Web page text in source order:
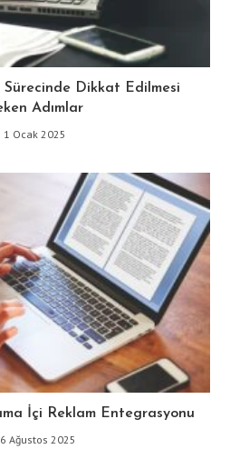
Sürecinde Dikkat Edilmesi
Adımlar
1 Ocak 2025
İçi Reklam Entegrasyonu
Ağustos 2025